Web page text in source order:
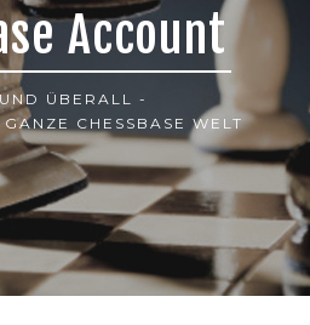
Account
ÜBERALL -
CHESSBASE WELT